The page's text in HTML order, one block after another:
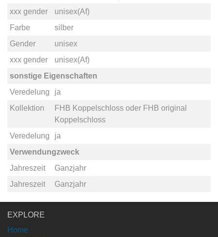
xxx gender
unisex(Af)
Farbe
silber
Gender
unisex
xxx gender
unisex(Af)
sonstige Eigenschaften
Veredelung
ja
Kollektion
FHB Koppelschlossoder FHB original
Koppelschloss
Veredelung
ja
Verwendungzweck
Jahreszeit
Ganzjahr
Jahreszeit
Ganzjahr
EXPLORE
Home